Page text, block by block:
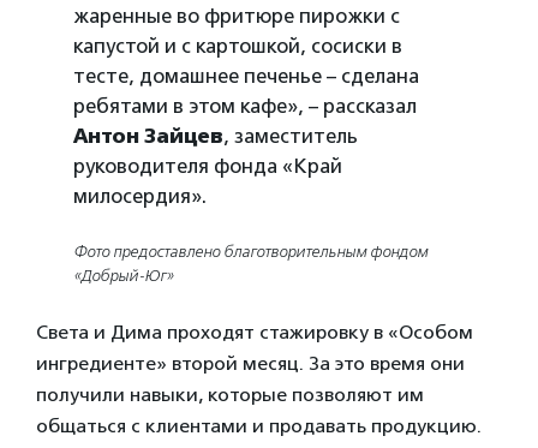
жаренные во фритюре пирожки с
капустой и с картошкой, сосиски в
тесте, домашнее печенье – сделана
ребятами в этом кафе», – рассказал
Антон Зайцев, заместитель
руководителя фонда «Край
милосердия».
Фото предоставлено благотворительным фондом
«Добрый-Юг»
Света и Дима проходят стажировку в «Особом
ингредиенте» второй месяц. За это время они
получили навыки, которые позволяют им
общаться с клиентами и продавать продукцию.